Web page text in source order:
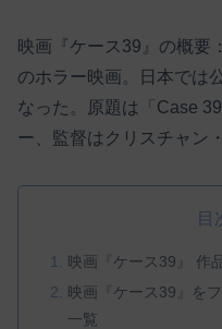
映画『ケース39』の概要
のホラー映画。日本では
なった。原題は「Case
ー、監督はクリスチャン
目
映画『ケース39』 作
映画『ケース39』を
一覧